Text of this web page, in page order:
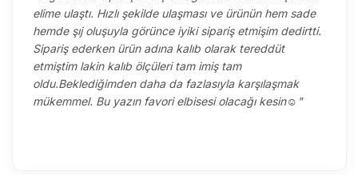
elime ulaştı. Hızlı şekilde ulaşması ve ürünün hem sade
hemde şıj oluşuyla görünce iyiki sipariş etmişim dedirtti.
Sipariş ederken ürün adına kalıb olarak tereddüt
etmiştim lakin kalıb ölçüleri tam imiş tam
oldu.Beklediğimden daha da fazlasıyla karşılaşmak
mükemmel. Bu yazın favori elbisesi olacağı kesin☺️"